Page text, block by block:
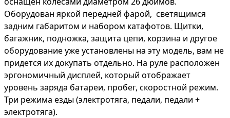
Оборудован яркой передней фарой, светящимся
задним габаритом и набором катафотов. Щитки,
багажник, подножка, защита цепи, корзина и другое
оборудование уже установлены на эту модель, вам не
придется их докупать отдельно. На руле расположен
эргономичный дисплей, который отображает
уровень заряда батареи, пробег, скоростной режим.
Три режима езды (электротяга, педали, педали +
электротяга).